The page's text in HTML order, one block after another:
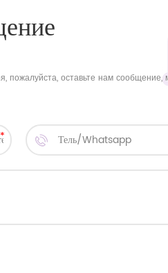
пожалуйста, оставьте нам сообщение,